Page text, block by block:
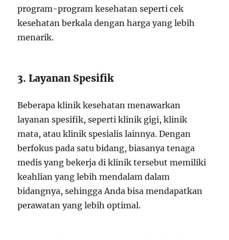
program-program kesehatan seperti cek
kesehatan berkala dengan harga yang lebih
menarik.
3. Layanan Spesifik
Beberapa klinik kesehatan menawarkan
layanan spesifik, seperti klinik gigi, klinik
mata, atau klinik spesialis lainnya. Dengan
berfokus pada satu bidang, biasanya tenaga
medis yang bekerja di klinik tersebut memiliki
keahlian yang lebih mendalam dalam
bidangnya, sehingga Anda bisa mendapatkan
perawatan yang lebih optimal.